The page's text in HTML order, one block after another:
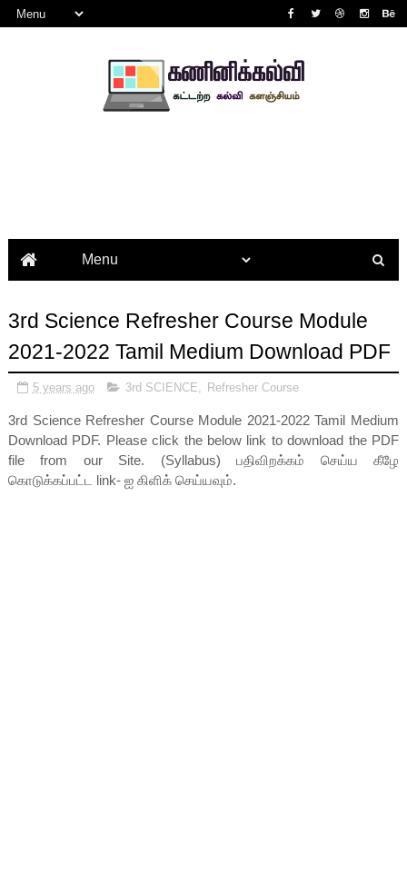
3rd Science Refresher Course Module
2021-2022 Tamil Medium Download PDF
5 years ago 3rd SCIENCE Refresher Course
3rd Science Refresher Course Module 2021-2022 Tamil Medium
Download PDF. Please click the below link to download the PDF
file from our Site. (Syllabus) பதிவிறக்கம் செய்ய கீழே
கொடுக்கப்பட்ட link- ஐ கிளிக் செய்யவும்.